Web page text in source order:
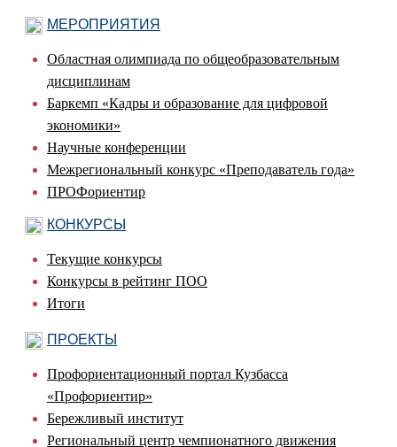
МЕРОПРИЯТИЯ
Областная олимпиада по общеобразовательным
дисциплинам
Баркемп «Кадры и образование для цифровой
экономики»
Научные конференции
Межрегиональный конкурс «Преподаватель года»
ПРОФориентир
КОНКУРСЫ
Текущие конкурсы
Конкурсы в рейтинг ПОО
Итоги
ПРОЕКТЫ
Профориентационный портал Кузбасса
«Профориентир»
Бережливый институт
Региональный центр чемпионатного движения